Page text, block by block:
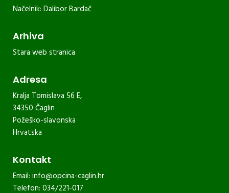
Načelnik: Dalibor Bardač
Arhiva
Stara web stranica
Adresa
Kralja Tomislava 56 E,
34350 Čaglin
Požeško-slavonska
Hrvatska
Kontakt
Email: info@opcina-caglin.hr
Telefon: 034/221-017